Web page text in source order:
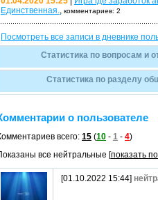
Единственная., комментариев: 2
Посмотреть все записи в дневнике
Статистика по вопросам и
Статистика по разделу
о пользователе
всего: 15 (10 - 1 - 4)
все нейтральные [показать
[01.10.2022 15:44]